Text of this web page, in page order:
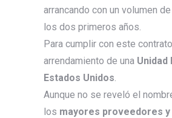
arrancando con un volumen de
los dos primeros años.
Para cumplir con este
arrendamiento de una Unidad
Estados Unidos
Aunque no se reveló el
los mayores proveedores y